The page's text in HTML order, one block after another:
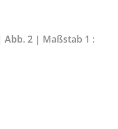
Abb. 2 | Maßstab 1 :